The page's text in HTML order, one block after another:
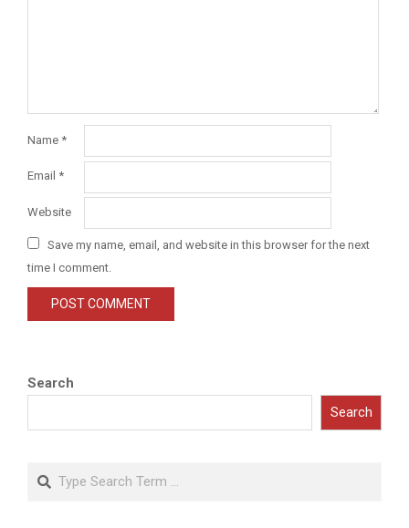
Name *
Email *
Website
Save my name, email, and website in this browser for the next
time I comment.
Search
Search
Search